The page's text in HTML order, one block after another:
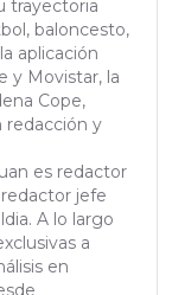
trayectoria
baloncesto,
aplicación
y Movistar, la
Cope,
redacción y
es redactor
jefe
A lo largo
a
en